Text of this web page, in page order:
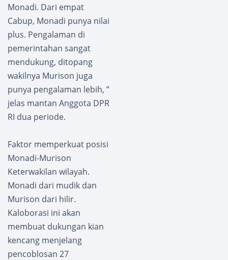
Monadi. Dari empat
Cabup, Monadi punya nilai
plus. Pengalaman di
pemerintahan sangat
mendukung, ditopang
wakilnya Murison juga
punya pengalaman lebih, ”
jelas mantan Anggota DPR
RI dua periode.
Faktor memperkuat posisi
Monadi-Murison
Keterwakilan wilayah.
Monadi dari mudik dan
Murison dari hilir.
Kaloborasi ini akan
membuat dukungan kian
kencang menjelang
pencoblosan 27